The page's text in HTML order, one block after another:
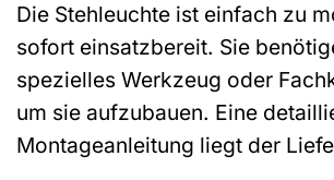
Die Stehleuchte ist einfach zu
sofort einsatzbereit. Sie
spezielles Werkzeug oder
um sie aufzubauen. Eine
Montageanleitung liegt der